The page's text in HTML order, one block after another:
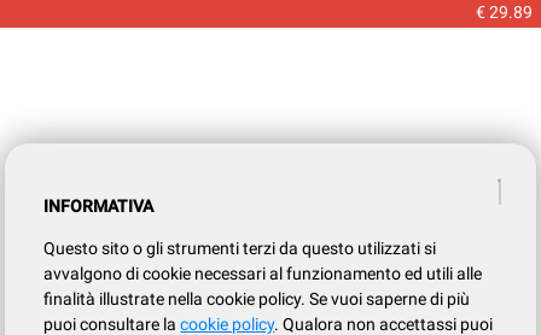
€ 29.89
INFORMATIVA
Questo sito o gli strumenti terzi da questo utilizzati si
avvalgono di cookie necessari al funzionamento ed utili alle
finalità illustrate nella cookie policy. Se vuoi saperne di più
puoi consultare lacookie policy. Qualora non accettassi puoi